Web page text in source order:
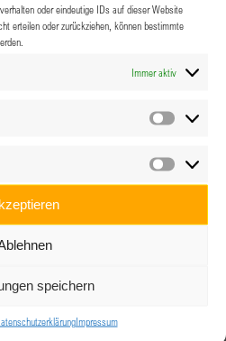
oder eindeutige IDs auf dieser Website
erteilen oder zurückziehen, können bestimmte
Immer aktiv
speichern
Impressum
Empowerment NOW!
Fokus: Die unsichtbaren
Gleichberechtigung
20:30